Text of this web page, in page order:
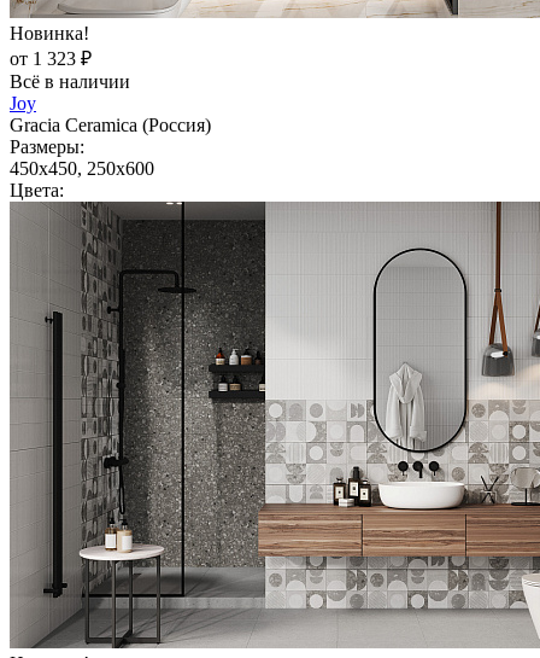
Новинка!
от 1 323 ₽
Всё в наличии
Joy
Gracia Ceramica (Россия)
Размеры:
450x450, 250x600
Цвета: